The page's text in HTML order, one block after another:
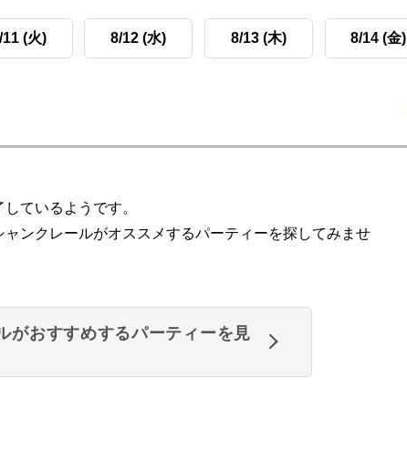
11 (火) 8/12 (水) 8/13 (木) 8/14 (金)
ているようです。
ンクレールがオススメするパーティーを探してみませ
がおすすめするパーティーを見